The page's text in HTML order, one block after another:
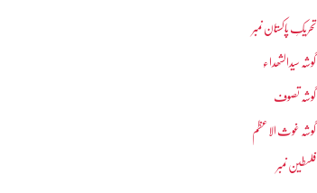
تحریکِ پاکستان نمبر
گوشہ سیدالشھداء
گوشہ تصوف
گوشہ غوث الاعظم
فلسطین نمبر